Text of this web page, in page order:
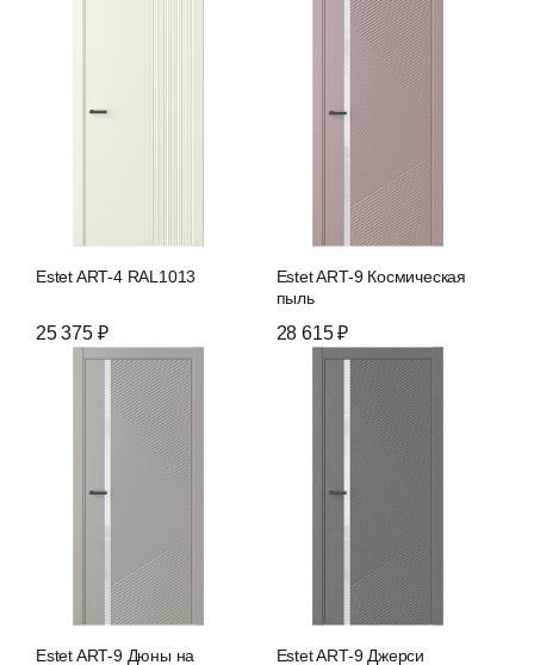
Estet ART-4 RAL1013
25 375 ₽
Estet ART-9 Космическая
пыль
28 615 ₽
Estet ART-9 Дюны на Estet ART-9 Джерси